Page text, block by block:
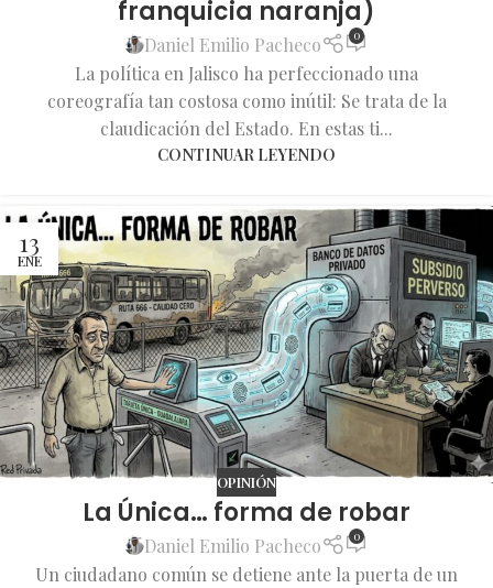
franquicia naranja)
Daniel Emilio Pacheco 0
La política en Jalisco ha perfeccionado una
coreografía tan costosa como inútil: Se trata de la
claudicación del Estado. En estas ti...
CONTINUAR LEYENDO
13
ENE
OPINIÓN
La Única… forma de robar
Daniel Emilio Pacheco 0
Un ciudadano común se detiene ante la puerta de un